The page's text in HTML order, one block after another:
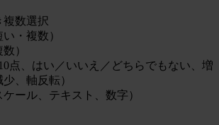
複数選択
・複数）
）
点、はい／いいえ／どちらでもない、増
、軸反転）
ール、テキスト、数字）